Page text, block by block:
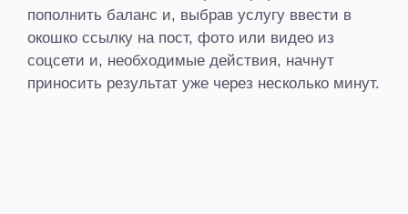
пополнить баланс и, выбрав услугу ввести в
окошко ссылку на пост, фото или видео из
соцсети и, необходимые действия, начнут
приносить результат уже через несколько минут.